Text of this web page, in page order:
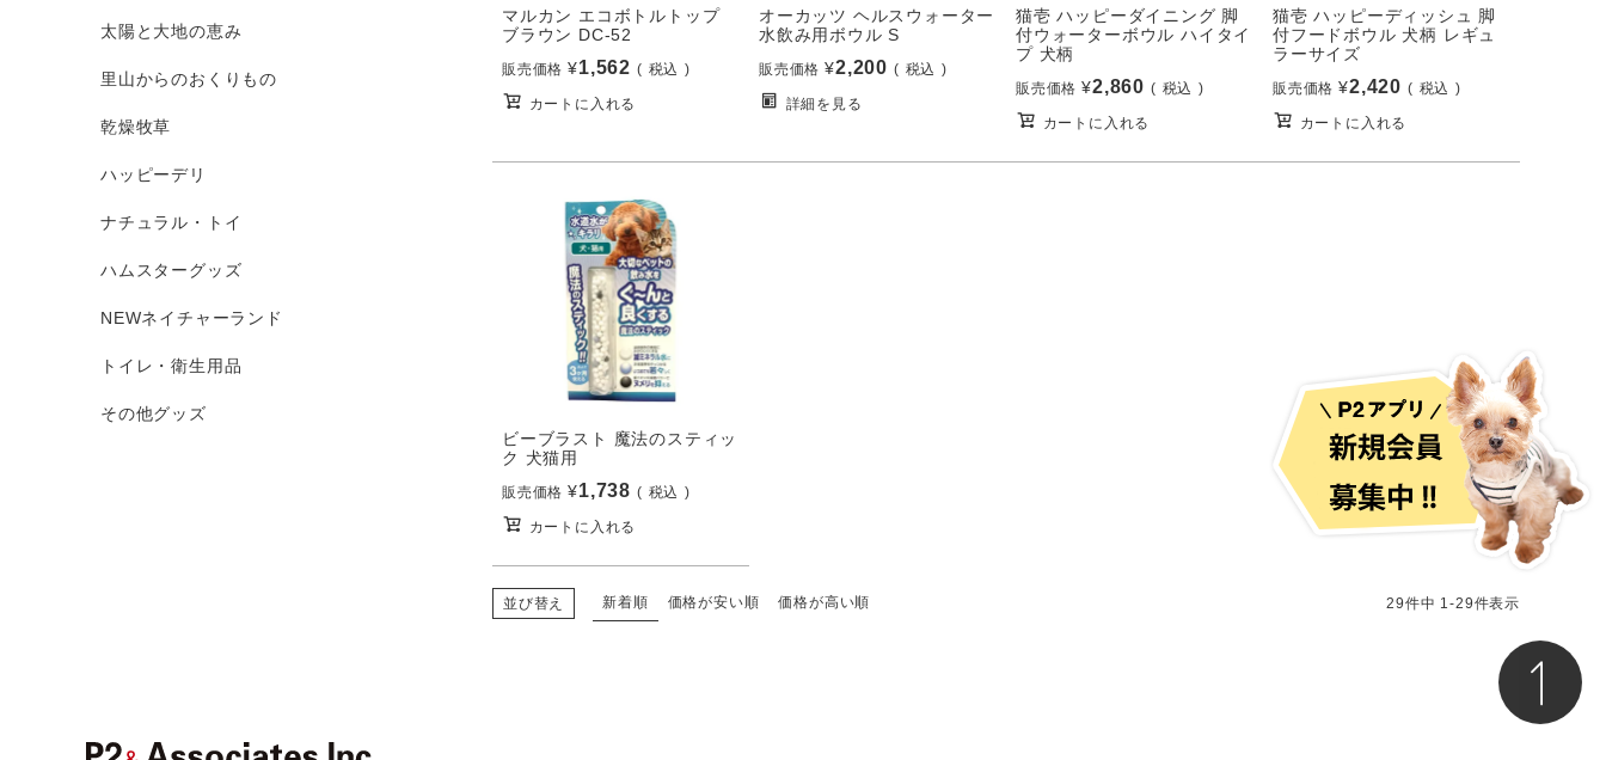
太陽と大地の恵み
里山からのおくりもの
乾燥牧草
ハッピーデリ
ナチュラル・トイ
ハムスターグッズ
NEWネイチャーランド
トイレ・衛生用品
その他グッズ
マルカン エコボトルトップ
ブラウン DC-52
販売価格 ¥1,562 税込
カートに入れる
オーカッツ ヘルスウォーター
水飲み用ボウル S
販売価格 ¥2,200 税込
詳細を見る
猫壱 ハッピーダイニング 脚
付ウォーターボウル ハイタイ
プ 犬柄
販売価格 ¥2,860 税込
カートに入れる
猫壱 ハッピーディッシュ 脚
付フードボウル 犬柄 レギュ
ラーサイズ
販売価格 ¥2,420 税込
カートに入れる
ビーブラスト 魔法のスティッ
ク 犬猫用
販売価格 ¥1,738 税込
カートに入れる
並び替え 新着順 価格が安い順 価格が高い順 29件中 1-29件表示